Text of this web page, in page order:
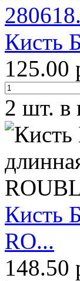
Кисть
125.00
2 шт. в
Кисть
RO...
148.50